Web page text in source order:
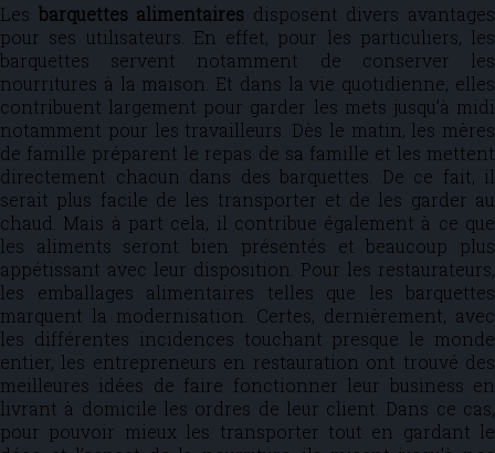
Les barquettes alimentaires disposent divers avantages
pour ses utilisateurs. En effet, pour les particuliers, les
barquettes servent notamment de conserver les
nourritures à la maison. Et dans la vie quotidienne, elles
contribuent largement pour garder les mets jusqu’à midi
notamment pour les travailleurs. Dès le matin, les mères
de famille préparent le repas de sa famille et les mettent
directement chacun dans des barquettes. De ce fait, il
serait plus facile de les transporter et de les garder au
chaud. Mais à part cela, il contribue également à ce que
les aliments seront bien présentés et beaucoup plus
appétissant avec leur disposition. Pour les restaurateurs,
les emballages alimentaires telles que les barquettes
marquent la modernisation. Certes, dernièrement, avec
les différentes incidences touchant presque le monde
entier, les entrepreneurs en restauration ont trouvé des
meilleures idées de faire fonctionner leur business en
livrant à domicile les ordres de leur client. Dans ce cas,
pour pouvoir mieux les transporter tout en gardant le